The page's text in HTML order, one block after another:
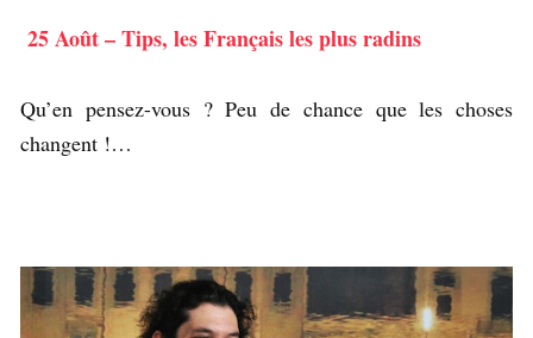
25 Août – Tips, les Français les plus radins
Qu’en pensez-vous ? Peu de chance que les choses
changent !…